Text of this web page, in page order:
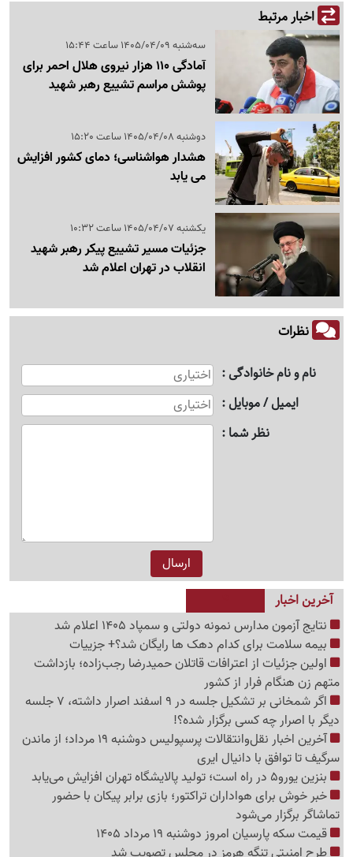
اخبار مرتبط
سه‌شنبه 1405/04/09 ساعت 15:44
آمادگی 110 هزار نیروی هلال احمر برای
پوشش مراسم تشییع رهبر شهید
دوشنبه 1405/04/08 ساعت 15:20
هشدار هواشناسی؛ دمای کشور افزایش
می یابد
یکشنبه 1405/04/07 ساعت 10:32
جزئیات مسیر تشییع پیکر رهبر شهید
انقلاب در تهران اعلام شد
نظرات
نام و نام خانوادگی
ایمیل / موبایل
نظر شما
آخرین اخبار
نتایج آزمون مدارس نمونه دولتی و سمپاد 1405 اعلام شد
بیمه سلامت برای کدام دهک ها رایگان شد؟+ جزییات
اولین جزئیات از اعترافات قاتلان حمیدرضا رجب‌زاده؛ بازداشت
متهم زن هنگام فرار از کشور
اگر شمخانی بر تشکیل جلسه در 9 اسفند اصرار داشته، 7 جلسه
دیگر با اصرار چه کسی برگزار شده؟!
آخرین اخبار نقل‌وانتقالات پرسپولیس دوشنبه 19 مرداد؛ از ماندن
سرگیف تا توافق با دانیال ایری
بنزین یورو5 در راه است؛ تولید پالایشگاه تهران افزایش می‌یابد
خبر خوش برای هواداران تراکتور؛ بازی برابر پیکان با حضور
تماشاگر برگزار می‌شود
قیمت سکه پارسیان امروز دوشنبه 19 مرداد 1405